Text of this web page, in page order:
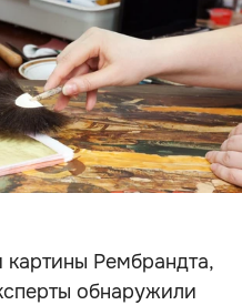
Рембрандта,
обнаружили